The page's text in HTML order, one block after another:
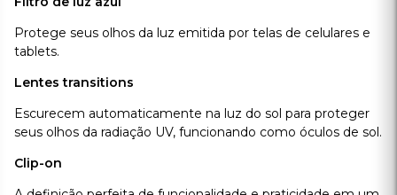
garantida. Aproveite nossas condições especiais e parcele sua
compra sem juros!
Entrega rápida e segura
Receba seus óculos de grau com conforto e praticidade.
Oferecemos frete grátis para todo o Brasil, dependendo da
quantidade de peças e do valor, com entrega rápida e segura